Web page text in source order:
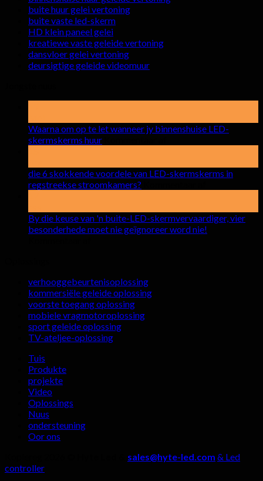
buite huur gelei vertoning
buite vaste led-skerm
HD klein paneel gelei
kreatiewe vaste geleide vertoning
dansvloer gelei vertoning
deursigtige geleide videomuur
Waarna om op te let wanneer jy binnenshuise LED-
skermskerms huur
op
jy
binnenshuise
die 6 skokkende voordele van LED-skermskerms in
regstreekse stroomkamers?
skokkende
voordele
By die keuse van 'n buite-LED-skermvervaardiger, vier
besonderhede moet nie geïgnoreer word nie!
van
'n
buite-
LED-
skermvervaardiger,
vier
verhooggebeurtenisoplossing
kommersiële geleide oplossing
voorste toegang oplossing
mobiele vragmotoroplossing
sport geleide oplossing
TV-ateljee-oplossing
Tuis
Produkte
projekte
Video
Oplossings
Nuus
ondersteuning
Oor ons
sales@hyte-led.com & Led
controller